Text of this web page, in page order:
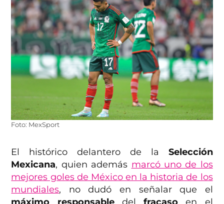
Foto: MexSport
El histórico delantero de la Selección
Mexicana, quien además marcó uno de los
mejores goles de México en la historia de los
mundiales, no dudó en señalar que el